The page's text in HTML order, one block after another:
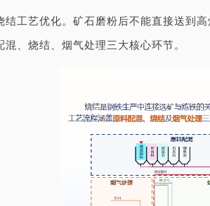
工艺优化。矿石磨粉后不能直接送到
、烧结、烟气处理三大核心环节。